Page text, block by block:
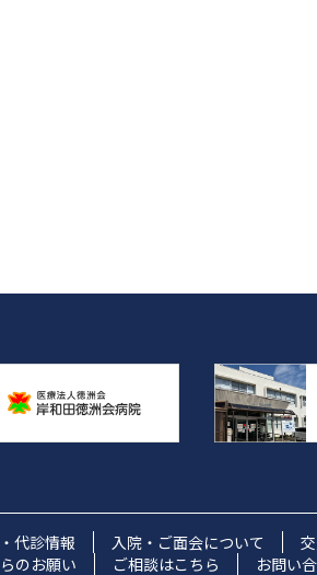
代診情報 入院・ご面会について
のお願い ご相談はこちら お問い